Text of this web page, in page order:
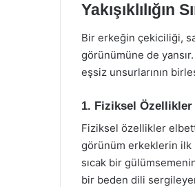
Yakışıklılığın
Bir erkeğin çekiciliği,
görünümüne de
eşsiz unsurlarının
1. Fiziksel Özellikler
Fiziksel özellikler
görünüm erkeklerin ilk
sıcak bir
bir beden dili